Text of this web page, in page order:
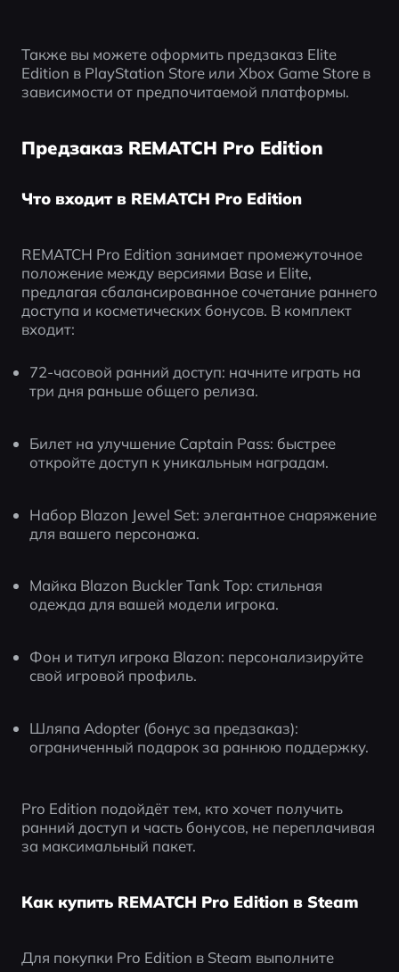
Также вы можете оформить предзаказ Elite
Edition в PlayStation Store или Xbox Game Store в
зависимости от предпочитаемой платформы.
Предзаказ REMATCH Pro Edition
Что входит в REMATCH Pro Edition
REMATCH Pro Edition занимает промежуточное
положение между версиями Base и Elite,
предлагая сбалансированное сочетание раннего
доступа и косметических бонусов. В комплект
входит:
72-часовой ранний доступ: начните играть на
три дня раньше общего релиза.
Билет на улучшение Captain Pass: быстрее
откройте доступ к уникальным наградам.
Набор Blazon Jewel Set: элегантное снаряжение
для вашего персонажа.
Майка Blazon Buckler Tank Top: стильная
одежда для вашей модели игрока.
Фон и титул игрока Blazon: персонализируйте
свой игровой профиль.
Шляпа Adopter (бонус за предзаказ):
ограниченный подарок за раннюю поддержку.
Pro Edition подойдёт тем, кто хочет получить
ранний доступ и часть бонусов, не переплачивая
за максимальный пакет.
Как купить REMATCH Pro Edition в Steam
Для покупки Pro Edition в Steam выполните